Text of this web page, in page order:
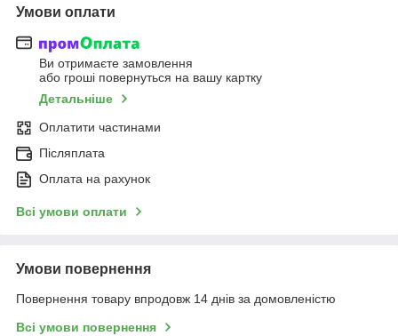
Умови оплати
Ви отримаєте замовлення
або гроші повернуться на вашу картку
Детальніше
Оплатити частинами
Післяплата
Оплата на рахунок
Всі умови оплати
Умови повернення
Повернення товару впродовж 14 днів за домовленістю
Всі умови повернення